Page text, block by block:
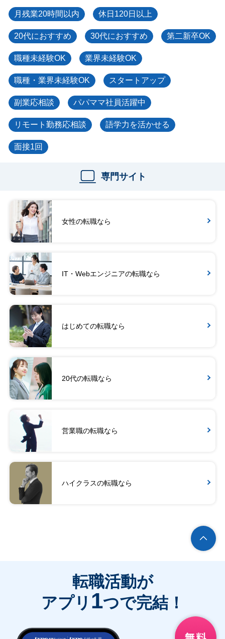
月残業20時間以内 休日120日以上
20代におすすめ 30代におすすめ 第二新卒OK
職種未経験OK 業界未経験OK
職種・業界未経験OK スタートアップ
副業応相談 パパママ社員活躍中
リモート勤務応相談 語学力を活かせる
面接1回
専門サイト
女性の転職なら
IT・Webエンジニアの転職なら
はじめての転職なら
20代の転職なら
営業職の転職なら
ハイクラスの転職なら
転職活動が
アプリ 1つで完結！